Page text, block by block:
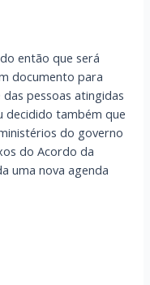
então que será
documento para
pessoas atingidas
decidido também que
do governo
do Acordo da
uma nova agenda